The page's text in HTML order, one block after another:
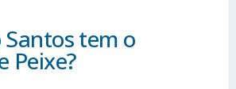
Santos tem o
Peixe?